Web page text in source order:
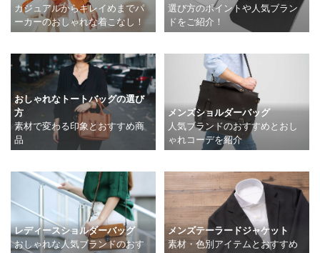
カジュアルからキレイめまでパ
ーカーのおしゃれな着こなし！
選び方のポイントや人気ブラン
ドをご紹介！
おしゃれなトートバッグの選び
方
素材で変わる印象とおすすめ商
品
メンズショルダーバッグ
人気ブランドのおすすめとおし
ゃれコーデを紹介
レディースショルダーバッグ
おしゃれな人気ブランドのおす
メンズテーラードジャケット
素材・色別アイテムとおすすめ